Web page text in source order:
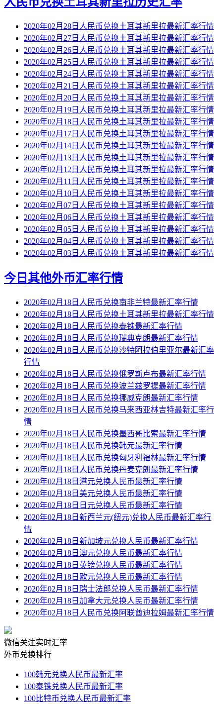
2020年02月28日人民币兑换土耳其新里拉最新汇率行情
2020年02月27日人民币兑换土耳其新里拉最新汇率行情
2020年02月26日人民币兑换土耳其新里拉最新汇率行情
2020年02月25日人民币兑换土耳其新里拉最新汇率行情
2020年02月24日人民币兑换土耳其新里拉最新汇率行情
2020年02月21日人民币兑换土耳其新里拉最新汇率行情
2020年02月20日人民币兑换土耳其新里拉最新汇率行情
2020年02月19日人民币兑换土耳其新里拉最新汇率行情
2020年02月18日人民币兑换土耳其新里拉最新汇率行情
2020年02月17日人民币兑换土耳其新里拉最新汇率行情
2020年02月14日人民币兑换土耳其新里拉最新汇率行情
2020年02月13日人民币兑换土耳其新里拉最新汇率行情
2020年02月12日人民币兑换土耳其新里拉最新汇率行情
2020年02月11日人民币兑换土耳其新里拉最新汇率行情
2020年02月10日人民币兑换土耳其新里拉最新汇率行情
2020年02月07日人民币兑换土耳其新里拉最新汇率行情
2020年02月06日人民币兑换土耳其新里拉最新汇率行情
2020年02月05日人民币兑换土耳其新里拉最新汇率行情
2020年02月04日人民币兑换土耳其新里拉最新汇率行情
2020年02月03日人民币兑换土耳其新里拉最新汇率行情
今日其他外币汇率行情
2020年02月18日人民币兑换南非兰特最新汇率行情
2020年02月18日人民币兑换土耳其新里拉最新汇率行情
2020年02月18日人民币兑换泰铢最新汇率行情
2020年02月18日人民币兑换瑞典克朗最新汇率行情
2020年02月18日人民币兑换沙特阿拉伯里亚尔最新汇率
行情
2020年02月18日人民币兑换俄罗斯卢布最新汇率行情
2020年02月18日人民币兑换波兰兹罗提最新汇率行情
2020年02月18日人民币兑换挪威克朗最新汇率行情
2020年02月18日人民币兑换马来西亚林吉特最新汇率行
情
2020年02月18日人民币兑换墨西哥比索最新汇率行情
2020年02月18日人民币兑换韩元最新汇率行情
2020年02月18日人民币兑换匈牙利福林最新汇率行情
2020年02月18日人民币兑换丹麦克朗最新汇率行情
2020年02月18日港元兑换人民币最新汇率行情
2020年02月18日美元兑换人民币最新汇率行情
2020年02月18日日元兑换人民币最新汇率行情
2020年02月18日新西兰元(纽元)兑换人民币最新汇率行
情
2020年02月18日新加坡元兑换人民币最新汇率行情
2020年02月18日澳元兑换人民币最新汇率行情
2020年02月18日英镑兑换人民币最新汇率行情
2020年02月18日欧元兑换人民币最新汇率行情
2020年02月18日瑞士法郎兑换人民币最新汇率行情
2020年02月18日加拿大元兑换人民币最新汇率行情
2020年02月18日人民币兑换阿联酋迪拉姆最新汇率行情
微信关注实时汇率
外币兑换排行
100韩元兑换人民币最新汇率
100泰铢兑换人民币最新汇率
100比特币兑换人民币最新汇率